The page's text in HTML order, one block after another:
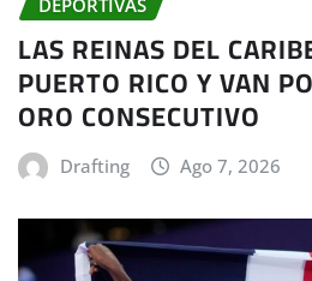
DEPORTIVAS
LAS REINAS DEL
PUERTO RICO Y VAN
ORO CONSECUTIVO
Drafting Ago 7, 2026